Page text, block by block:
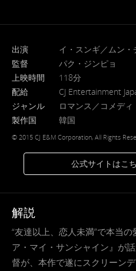
出演
イ・スンギ／ムン
監督
パク・ジンピョ
上映時間
118分
配給
CJ Entertainment
ジャンル
ロマンス／コメディ
製作国
韓国
© 2015 CJ E&M Corporation, All Rights
公式サイトはこ
解説
“友達以上、恋人未満”で本当
ア・マイ・サンシャイン』が
督が、本作で遂にスクリーン